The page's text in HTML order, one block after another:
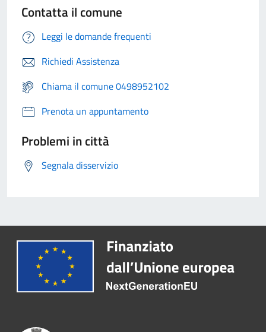
Contatta il comune
Leggi le domande frequenti
Richiedi Assistenza
Chiama il comune 0498952102
Prenota un appuntamento
Problemi in città
Segnala disservizio